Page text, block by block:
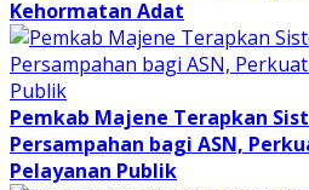
Kehormatan Adat
Pemkab Majene Terapkan
Persampahan bagi ASN,
Pelayanan Publik